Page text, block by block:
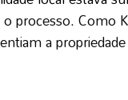
processo. Como
a